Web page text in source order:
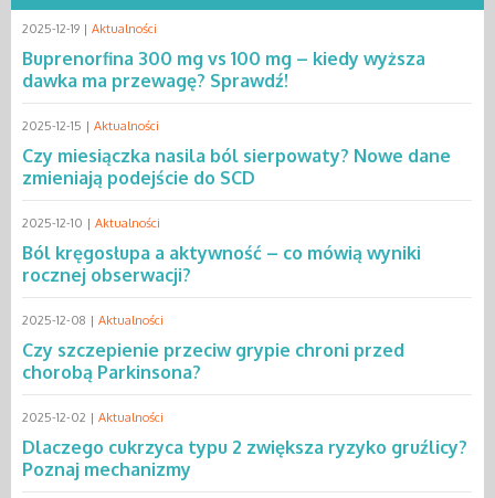
2025-12-19 | Aktualności
Buprenorfina 300 mg vs 100 mg – kiedy wyższa
dawka ma przewagę? Sprawdź!
2025-12-15 | Aktualności
Czy miesiączka nasila ból sierpowaty? Nowe dane
zmieniają podejście do SCD
2025-12-10 | Aktualności
Ból kręgosłupa a aktywność – co mówią wyniki
rocznej obserwacji?
2025-12-08 | Aktualności
Czy szczepienie przeciw grypie chroni przed
chorobą Parkinsona?
2025-12-02 | Aktualności
Dlaczego cukrzyca typu 2 zwiększa ryzyko gruźlicy?
Poznaj mechanizmy